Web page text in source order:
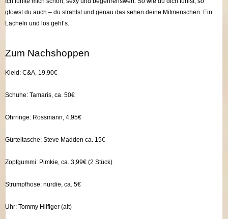
glowst du auch – du strahlst und genau das sehen deine Mitmenschen. Ein
Lächeln und los geht’s.
Zum Nachshoppen
Kleid: C&A, 19,90€
Schuhe: Tamaris, ca. 50€
Ohrringe: Rossmann, 4,95€
Gürteltasche: Steve Madden ca. 15€
Zopfgummi: Pimkie, ca. 3,99€ (2 Stück)
Strumpfhose: nurdie, ca. 5€
Uhr: Tommy Hilfiger (alt)